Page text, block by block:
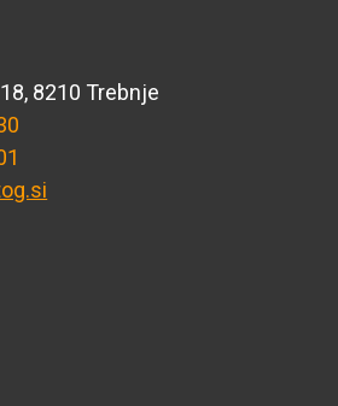
8210 Trebnje